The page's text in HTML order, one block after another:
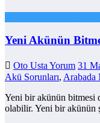
Yeni Akünün
Oto Usta Yorum 31
Akü Sorunları, Arabada
Yeni bir akünün bitmesi
olabilir. Yeni bir akünün